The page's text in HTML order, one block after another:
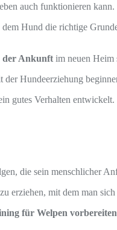
auch funktionieren kann.
Hund die richtige
der Ankunft im neuen Heim
Hundeerziehung
gutes Verhalten entwickelt.
die sein menschlicher
erziehen, mit dem man
für Welpen vorbereiten